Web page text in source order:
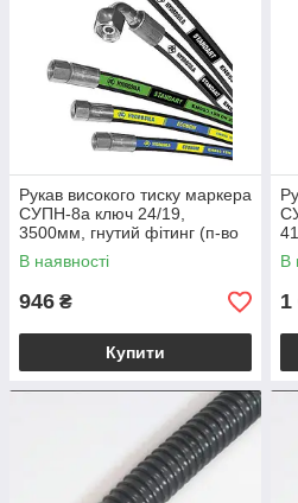
Рукав високого тиску маркера
СУПН-8а ключ 24/19,
3500мм, гнутий фітинг (п-во
Гідросила)
В наявності
946 ₴
Купити
В
1